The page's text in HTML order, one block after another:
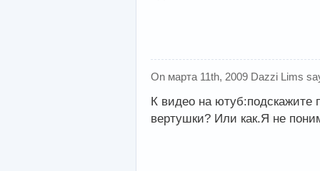
On марта 11th, 2009 Dazzi Lims
К видео на ютуб:подскажите
вертушки? Или как.Я не